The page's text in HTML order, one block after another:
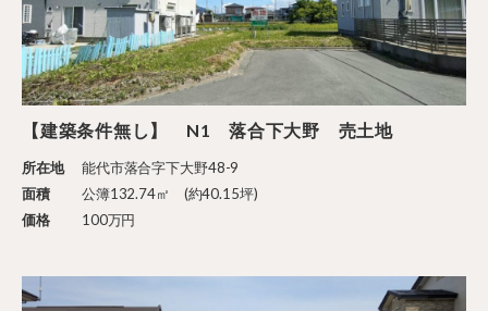
【建築条件無し】 N1 落合下大野 売土地
所在地
能代市落合字下大野48-9
面積
公簿132.74㎡ (約40.15坪)
価格
100万円